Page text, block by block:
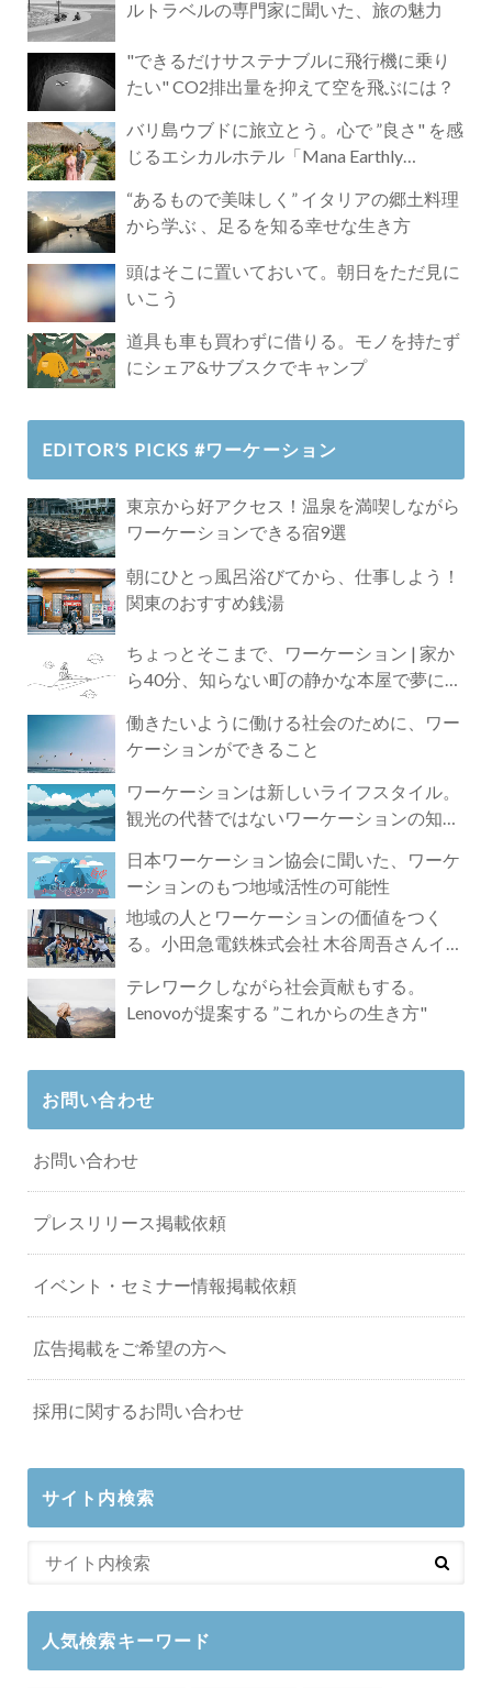
ルトラベルの専門家に聞いた、旅の魅力
"できるだけサステナブルに飛行機に乗り
たい" CO2排出量を抑えて空を飛ぶには？
バリ島ウブドに旅立とう。心で ”良さ" を感
じるエシカルホテル「Mana Earthly
“あるもので美味しく” イタリアの郷土料理
から学ぶ 、足るを知る幸せな生き方
頭はそこに置いておいて。朝日をただ見に
いこう
道具も車も買わずに借りる。モノを持たず
にシェア&サブスクでキャンプ
EDITOR’S PICKS #ワーケーション
東京から好アクセス！温泉を満喫しながら
ワーケーションできる宿9選
朝にひとっ風呂浴びてから、仕事しよう！
関東のおすすめ銭湯
ちょっとそこまで、ワーケーション | 家か
ら40分、知らない町の静かな本屋で夢に近
働きたいように働ける社会のために、ワー
ケーションができること
ワーケーションは新しいライフスタイル。
観光の代替ではないワーケーションの知ら
日本ワーケーション協会に聞いた、ワーケ
ーションのもつ地域活性の可能性
地域の人とワーケーションの価値をつく
る。小田急電鉄株式会社 木谷周吾さんイン
テレワークしながら社会貢献もする。
Lenovoが提案する ”これからの生き方"
お問い合わせ
お問い合わせ
プレスリリース掲載依頼
イベント・セミナー情報掲載依頼
広告掲載をご希望の方へ
採用に関するお問い合わせ
サイト内検索
人気検索キーワード